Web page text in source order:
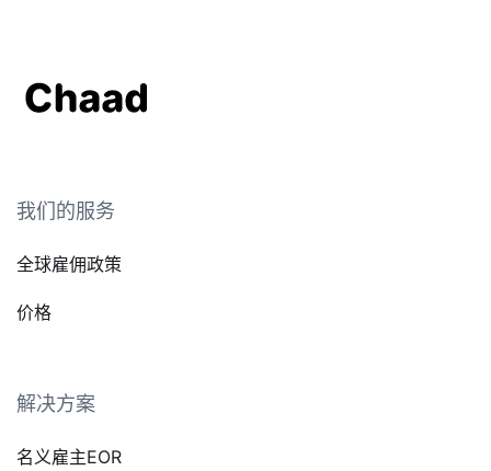
我们的服务
全球雇佣政策
价格
解决方案
名义雇主EOR